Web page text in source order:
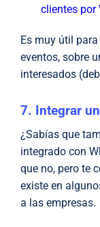
clientes por
Es muy útil
eventos, sobre
interesados
7. Integrar
¿Sabías que
integrado con
que no, pero te
existe en
a las empresas.